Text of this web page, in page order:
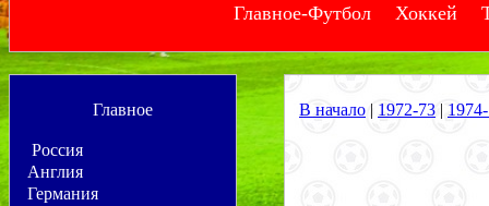
Главное-Футбол-- Хоккей
Главное
Россия
Англия
Германия
В начало | 1972-73 |